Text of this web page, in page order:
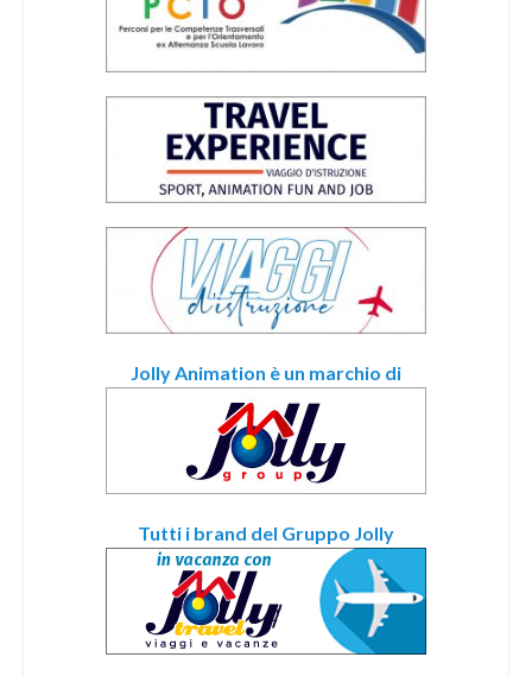
Jolly Animation è un marchio di
Tutti i brand del Gruppo Jolly